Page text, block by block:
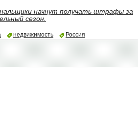
начнут получать штрафы за
сезон.
недвижимость Россия